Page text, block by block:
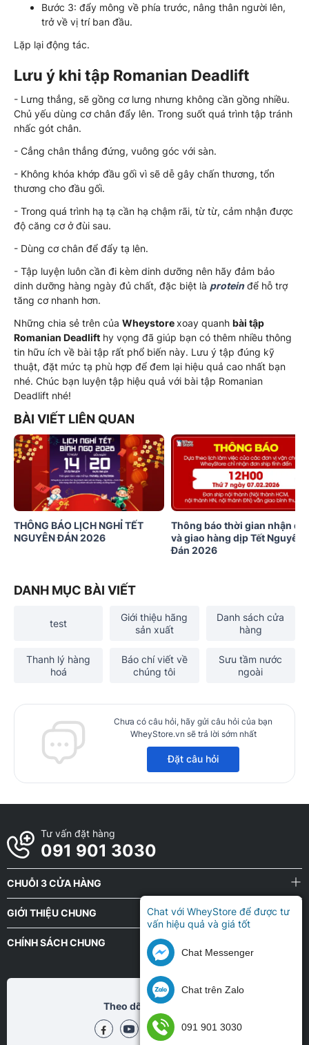
Bước 3: đẩy mông về phía trước, nâng thân người lên,
trở về vị trí ban đầu.
Lặp lại động tác.
Lưu ý khi tập Romanian Deadlift
- Lưng thẳng, sẽ gồng cơ lưng nhưng không cần gồng nhiều.
Chủ yếu dùng cơ chân đẩy lên. Trong suốt quá trình tập tránh
nhấc gót chân.
- Cẳng chân thẳng đứng, vuông góc với sàn.
- Không khóa khớp đầu gối vì sẽ dễ gây chấn thương, tổn
thương cho đầu gối.
- Trong quá trình hạ tạ cần hạ chậm rãi, từ từ, cảm nhận được
độ căng cơ ở đùi sau.
- Dùng cơ chân để đẩy tạ lên.
- Tập luyện luôn cần đi kèm dinh dưỡng nên hãy đảm bảo
dinh dưỡng hàng ngày đủ chất, đặc biệt là proteinđể hỗ trợ
tăng cơ nhanh hơn.
Những chia sẻ trên của Wheystorexoay quanh bài tập
Romanian Deadlift hy vọng đã giúp bạn có thêm nhiều thông
tin hữu ích về bài tập rất phổ biến này. Lưu ý tập đúng kỹ
thuật, đặt mức tạ phù hợp để đem lại hiệu quả cao nhất bạn
nhé. Chúc bạn luyện tập hiệu quả với bài tập Romanian
Deadlift nhé!
BÀI VIẾT LIÊN QUAN
THÔNG BÁO LỊCH NGHỈ TẾT
NGUYÊN ĐÁN 2026
Thông báo thời gian nhận
và giao hàng dịp Tết Nguyên
Đán 2026
DANH MỤC BÀI VIẾT
test
Giới thiệu hãng
sản xuất
Danh sách cửa
hàng
Thanh lý hàng
hoá
Báo chí viết về
chúng tôi
Sưu tầm nước
ngoài
Chưa có câu hỏi, hãy gửi câu hỏi của bạn
WheyStore.vn sẽ trả lời sớm nhất
Đặt câu hỏi
Tư vấn đặt hàng
091 901 3030
CHUỖI 3 CỬA HÀNG
GIỚI THIỆU CHUNG
CHÍNH SÁCH CHUNG
Theo dõi chũng tôi tại
Chat với WheyStore để được tư
vấn hiệu quả và giá tốt
Chat Messenger
Chat trên Zalo
091 901 3030